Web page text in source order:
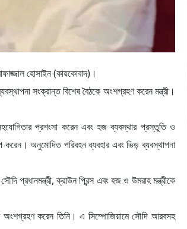
হোসাইন (কায়কোবাদ)।
সংক্রান্ত বিশেষ বৈঠকে অংশগ্রহণ করেন মন্ত্রী।
প্রশংসা করেন এবং হজ ব্যবস্থার প্রস্তুতি ও
অনুমোদিত পরিবহন ব্যবহার এবং ভিড় ব্যবস্থাপনা
প্রধানমন্ত্রী, ক্রাউন প্রিন্স এবং হজ ও উমরাহ মন্ত্রীকে
অংশগ্রহণ করেন তিনি। এ সিম্পোজিয়ামে সৌদি আরবসহ